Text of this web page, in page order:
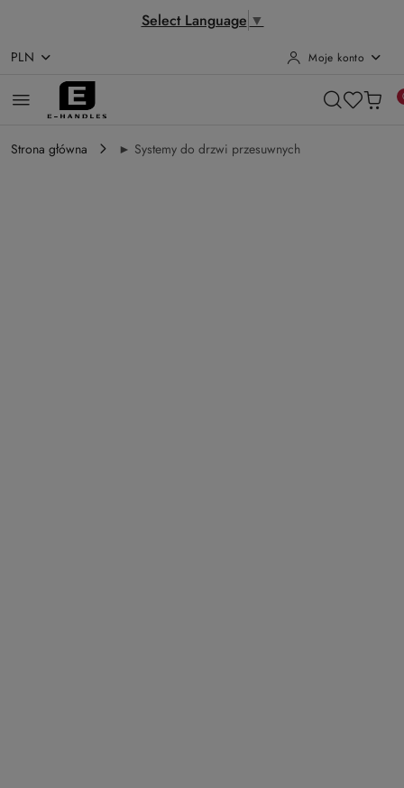
Select Language ▼
Przejdź do treści głównej
Przejdź do wyszukiwarki
Przejdź do moje konto
Przejdź do menu głównego
Przejdź do opisu produktu
Przejdź do stopki
PLN Moje konto
Strona główna ► Systemy do drzwi przesuwnych